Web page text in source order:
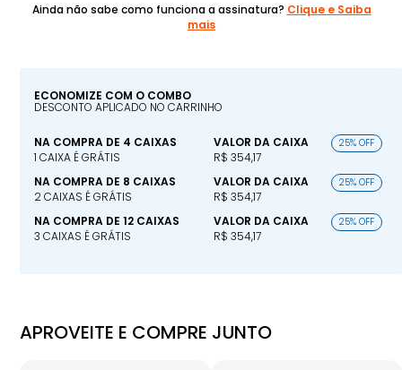
Ainda não sabe como funciona a assinatura? Clique e Saiba
mais
ECONOMIZE COM O COMBO
DESCONTO APLICADO NO CARRINHO
NA COMPRA DE 4 CAIXAS
1 CAIXA É GRÁTIS
VALOR DA CAIXA
R$ 354,17
25% OFF
NA COMPRA DE 8 CAIXAS
2 CAIXAS É GRÁTIS
VALOR DA CAIXA
R$ 354,17
25% OFF
NA COMPRA DE 12 CAIXAS
3 CAIXAS É GRÁTIS
VALOR DA CAIXA
R$ 354,17
25% OFF
APROVEITE E COMPRE JUNTO